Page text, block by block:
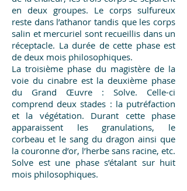
en deux groupes. Le corps sulfureux
reste dans l’athanor tandis que les corps
salin et mercuriel sont recueillis dans un
réceptacle. La durée de cette phase est
de deux mois philosophiques.
La troisième phase du magistère de la
voie du cinabre est la deuxième phase
du Grand Œuvre : Solve. Celle-ci
comprend deux stades : la putréfaction
et la végétation. Durant cette phase
apparaissent les granulations, le
corbeau et le sang du dragon ainsi que
la couronne d’or, l’herbe sans racine, etc.
Solve est une phase s’étalant sur huit
mois philosophiques.